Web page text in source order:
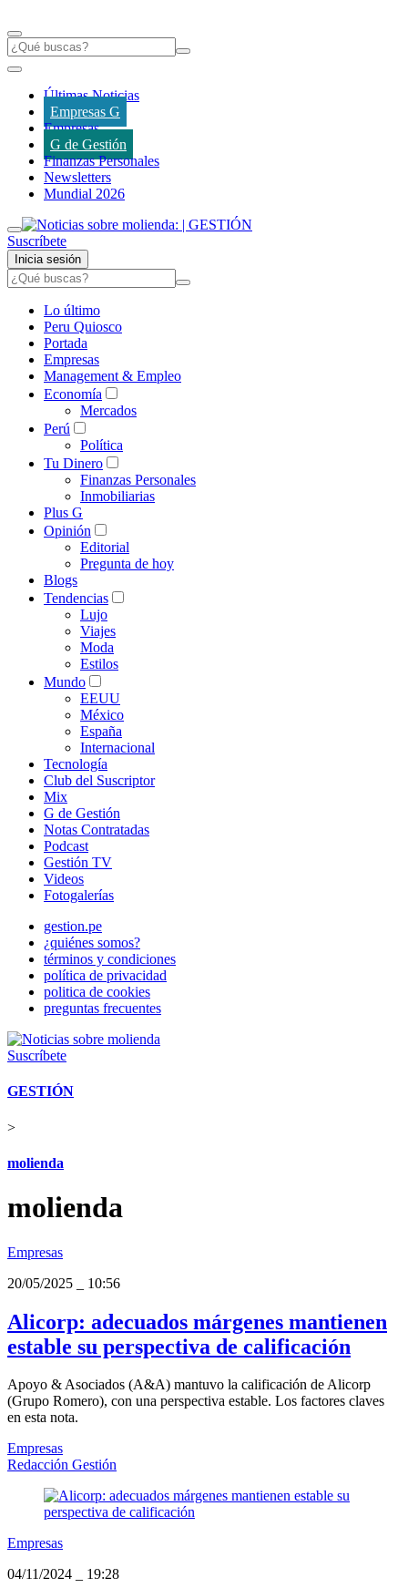
Últimas Noticias
Empresas G
Empresas
G de Gestión
Finanzas Personales
Newsletters
Mundial 2026
Suscríbete
Inicia sesión
Lo último
Peru Quiosco
Portada
Empresas
Management & Empleo
Economía
Mercados
Perú
Política
Tu Dinero
Finanzas Personales
Inmobiliarias
Plus G
Opinión
Editorial
Pregunta de hoy
Blogs
Tendencias
Lujo
Viajes
Moda
Estilos
Mundo
EEUU
México
España
Internacional
Tecnología
Club del Suscriptor
Mix
G de Gestión
Notas Contratadas
Podcast
Gestión TV
Videos
Fotogalerías
gestion.pe
¿quiénes somos?
términos y condiciones
política de privacidad
politica de cookies
preguntas frecuentes
Suscríbete
GESTIÓN
>
molienda
molienda
Empresas
20/05/2025
10:56
Alicorp: adecuados márgenes mantienen
estable su perspectiva de calificación
Apoyo & Asociados (A&A) mantuvo la calificación de Alicorp
(Grupo Romero), con una perspectiva estable. Los factores claves
en esta nota.
Empresas
Redacción Gestión
Empresas
04/11/2024
19:28